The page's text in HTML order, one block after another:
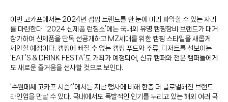
이번 고카프에서는 2024년 캠핑 트렌드를 한 눈에 미리 파악할 수 있는 자리
를 마련한다. ‘2024 신제품 런칭쇼’에는 국내외 유명 캠핑장비 브랜드가 대거
참가하여 신제품을 단독 선공개하고 MZ세대를 위한 캠핑 스타일을 새롭게
제안할 예정이다. 캠핑에 빠질 수 없는 캠핑 푸드와 주류, 디저트를 선보이는
‘EAT’S & DRINK FESTA’도 개최가 예정되어, 신규 캠퍼와 전문 캠퍼들에게
도 새로운 즐거움을 선사할 것으로 보인다.
‘수원메쎄 고카프 시즌1’에서는 지난 행사에 비해 한층 더 글로벌해진 브랜드
라인업을 만날 수 있다. 국내에서도 폭발적인 인기를 누리고 있는 해외 여러 국